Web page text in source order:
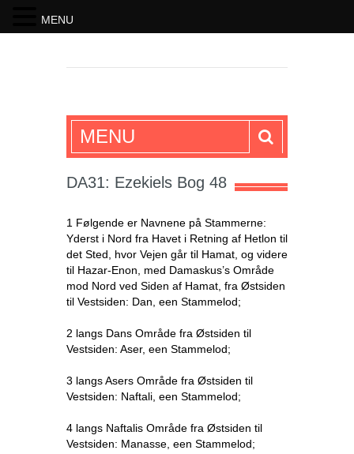
SKRIFTEN
MENU
DA31: Ezekiels Bog 48
1 Følgende er Navnene på Stammerne:
Yderst i Nord fra Havet i Retning af Hetlon til
det Sted, hvor Vejen går til Hamat, og videre
til Hazar-Enon, med Damaskus’s Område
mod Nord ved Siden af Hamat, fra Østsiden
til Vestsiden: Dan, een Stammelod;
2 langs Dans Område fra Østsiden til
Vestsiden: Aser, een Stammelod;
3 langs Asers Område fra Østsiden til
Vestsiden: Naftali, een Stammelod;
4 langs Naftalis Område fra Østsiden til
Vestsiden: Manasse, een Stammelod;
MENU